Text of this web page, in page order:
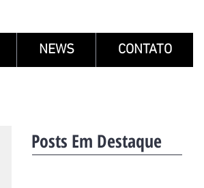
NEWS CONTATO
Posts Em Destaque